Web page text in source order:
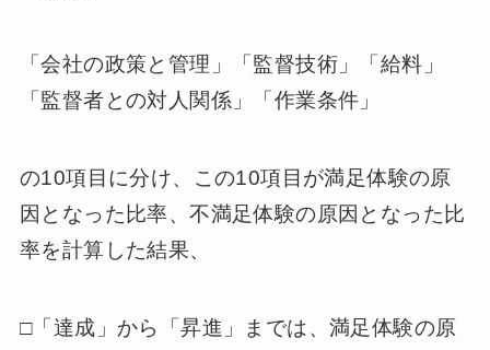
「会社の政策と管理」「監督技術」「給料」
「監督者との対人関係」「作業条件」
の10項目に分け、この10項目が満足体験の原
因となった比率、不満足体験の原因となった比
率を計算した結果、
□「達成」から「昇進」までは、満足体験の原